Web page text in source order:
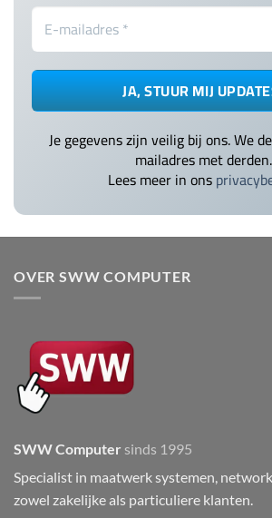
Je gegevens zijn veilig bij ons. We
mailadres met derden.
Lees meer in ons
OVER SWW COMPUTER
SWW Computer sinds 1995
Specialist in maatwerk systemen,
zowel zakelijke als particuliere klanten.